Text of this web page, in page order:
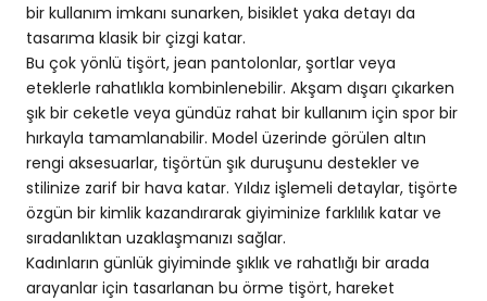
bir kullanım imkanı sunarken, bisiklet yaka detayı da
tasarıma klasik bir çizgi katar.
Bu çok yönlü tişört, jean pantolonlar, şortlar veya
eteklerle rahatlıkla kombinlenebilir. Akşam dışarı çıkarken
şık bir ceketle veya gündüz rahat bir kullanım için spor bir
hırkayla tamamlanabilir. Model üzerinde görülen altın
rengi aksesuarlar, tişörtün şık duruşunu destekler ve
stilinize zarif bir hava katar. Yıldız işlemeli detaylar, tişörte
özgün bir kimlik kazandırarak giyiminize farklılık katar ve
sıradanlıktan uzaklaşmanızı sağlar.
Kadınların günlük giyiminde şıklık ve rahatlığı bir arada
arayanlar için tasarlanan bu örme tişört, hareket